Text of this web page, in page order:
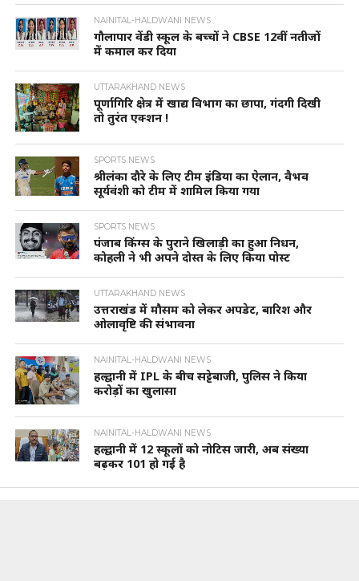
NAINITAL-HALDWANI NEWS
गौलापार वेंडी स्कूल के बच्चों ने CBSE 12वीं नतीजों
में कमाल कर दिया
UTTARAKHAND NEWS
पूर्णागिरि क्षेत्र में खाद्य विभाग का छापा, गंदगी दिखी
तो तुरंत एक्शन !
SPORTS NEWS
श्रीलंका दौरे के लिए टीम इंडिया का ऐलान, वैभव
सूर्यवंशी को टीम में शामिल किया गया
SPORTS NEWS
पंजाब किंग्स के पुराने खिलाड़ी का हुआ निधन,
कोहली ने भी अपने दोस्त के लिए किया पोस्ट
UTTARAKHAND NEWS
उत्तराखंड में मौसम को लेकर अपडेट, बारिश और
ओलावृष्टि की संभावना
NAINITAL-HALDWANI NEWS
हल्द्वानी में IPL के बीच सट्टेबाजी, पुलिस ने किया
करोड़ों का खुलासा
NAINITAL-HALDWANI NEWS
हल्द्वानी में 12 स्कूलों को नोटिस जारी, अब संख्या
बढ़कर 101 हो गई है